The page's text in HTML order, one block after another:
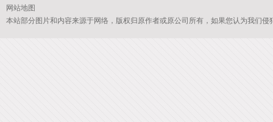
网站地图
本站部分图片和内容来源于网络，版权归原作者或原公司所有，如果您认为我们侵